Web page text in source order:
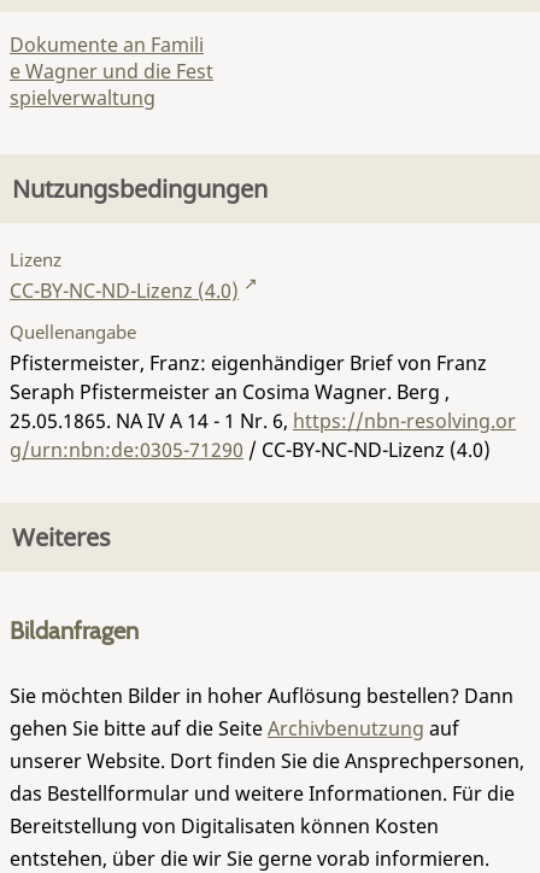
Dokumente an Famili
e Wagner und die Fest
spielverwaltung
Nutzungsbedingungen
Lizenz
CC-BY-NC-ND-Lizenz (4.0)
Quellenangabe
Pfistermeister, Franz: eigenhändiger Brief von Franz
Seraph Pfistermeister an Cosima Wagner. Berg ,
25.05.1865. NA IV A 14 - 1 Nr. 6, https://nbn-resolving.or
g/urn:nbn:de:0305-71290 / CC-BY-NC-ND-Lizenz (4.0)
Weiteres
Bildanfragen
Sie möchten Bilder in hoher Auflösung bestellen? Dann
gehen Sie bitte auf die SeiteArchivbenutzung auf
unserer Website. Dort finden Sie die Ansprechpersonen,
das Bestellformular und weitere Informationen. Für die
Bereitstellung von Digitalisaten können Kosten
entstehen, über die wir Sie gerne vorab informieren.